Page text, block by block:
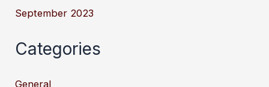
September 2023
Categories
General